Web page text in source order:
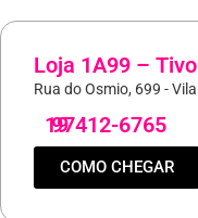
Loja 1A99 –
Rua do Osmio, 699 -
19
97412-6765
COMO CHEGAR